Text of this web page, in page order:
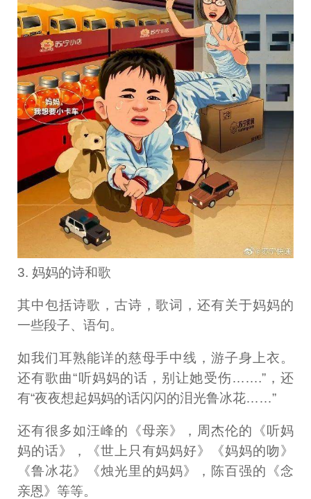
3. 妈妈的诗和歌
其中包括诗歌，古诗，歌词，还有关于妈妈的
一些段子、语句。
如我们耳熟能详的慈母手中线，游子身上衣。
还有歌曲“听妈妈的话，别让她受伤…….”，还
有“夜夜想起妈妈的话闪闪的泪光鲁冰花……”
还有很多如汪峰的《母亲》，周杰伦的《听妈
妈的话》，《世上只有妈妈好》《妈妈的吻》
《鲁冰花》《烛光里的妈妈》，陈百强的《念
亲恩》等等。